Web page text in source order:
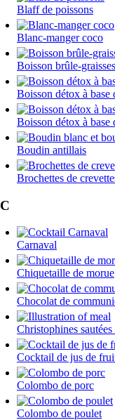
Blaff de poissons
Blanc-manger coco
Boisson brûle-
Boisson détox à base
Boisson détox à
Boudin antillais
Brochettes de
C
Carnaval
Chiquetaille de morue
Chocolat de
Christophines
Cocktail de jus de
Colombo de porc
Colombo de poulet